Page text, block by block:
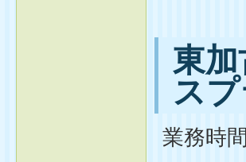
東
ス
業務時